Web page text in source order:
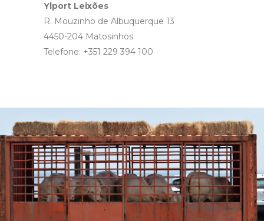
Ylport Leixões
R. Mouzinho de Albuquerque 13
4450-204 Matosinhos
Telefone: +351 229 394 100